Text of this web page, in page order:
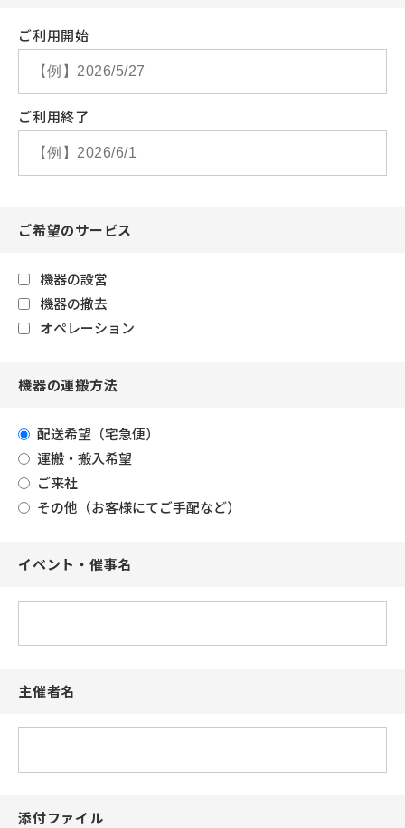
ご利用開始
ご利用終了
ご希望のサービス
機器の設営
機器の撤去
オペレーション
機器の運搬方法
配送希望（宅急便）
運搬・搬入希望
ご来社
その他（お客様にてご手配など）
イベント・催事名
主催者名
添付ファイル